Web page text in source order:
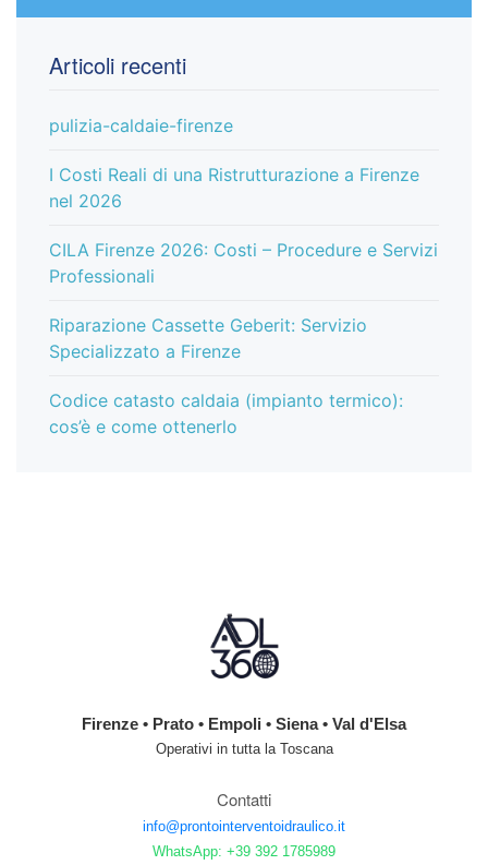
Articoli recenti
pulizia-caldaie-firenze
I Costi Reali di una Ristrutturazione a Firenze
nel 2026
CILA Firenze 2026: Costi – Procedure e Servizi
Professionali
Riparazione Cassette Geberit: Servizio
Specializzato a Firenze
Codice catasto caldaia (impianto termico):
cos’è e come ottenerlo
Firenze • Prato • Empoli • Siena • Val d'Elsa
Operativi in tutta la Toscana
Contatti
info@prontointerventoidraulico.it
WhatsApp: +39 392 1785989